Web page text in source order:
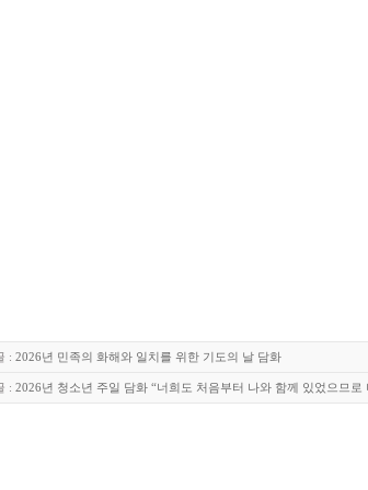
: 2026년 민족의 화해와 일치를 위한 기도의 날 담화
: 2026년 청소년 주일 담화 “너희도 처음부터 나와 함께 있었으므로